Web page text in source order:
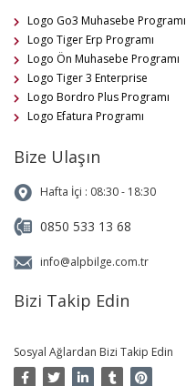
Logo Go3 Muhasebe Programı
Logo Tiger Erp Programı
Logo Ön Muhasebe Programı
Logo Tiger 3 Enterprise
Logo Bordro Plus Programı
Logo Efatura Programı
Bize Ulaşın
Hafta İçi : 08:30 - 18:30
0850 533 13 68
info@alpbilge.com.tr
Bizi Takip Edin
Sosyal Ağlardan Bizi Takip Edin